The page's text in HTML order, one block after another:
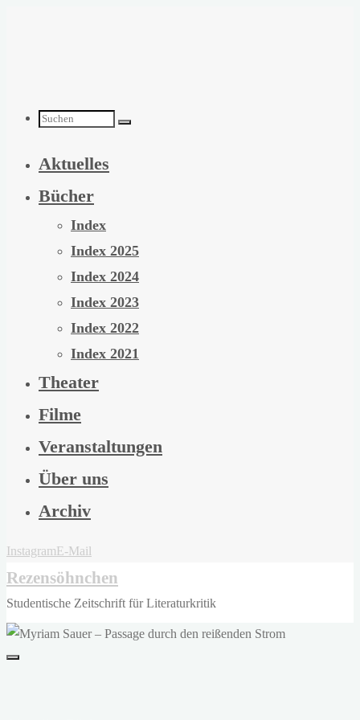
Suchen
nach:
Aktuelles
Bücher
Index
Index 2025
Index 2024
Index 2023
Index 2022
Index 2021
Theater
Filme
Veranstaltungen
Über uns
Archiv
InstagramE-Mail
Rezensöhnchen
Studentische Zeitschrift für Literaturkritik